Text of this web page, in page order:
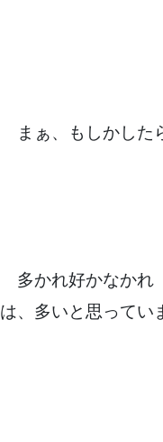
まぁ、もしかした
多かれ好かなかれ
は、多いと思ってい